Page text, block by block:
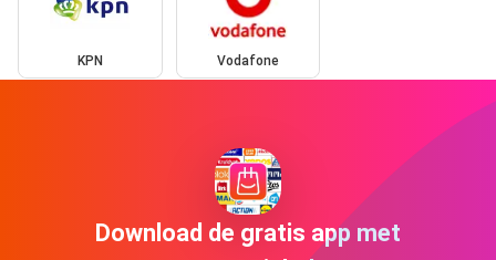
KPN Vodafone
Download de gratis app met